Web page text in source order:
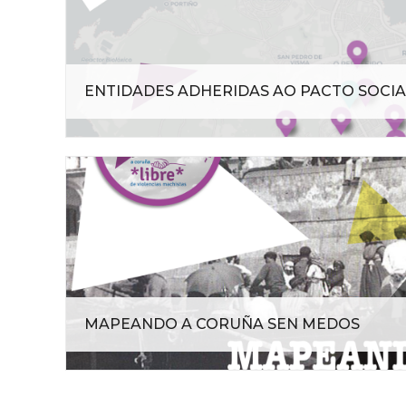
ENTIDADES ADHERIDAS AO PACTO
MAPEANDO A CORUÑA SEN MEDOS